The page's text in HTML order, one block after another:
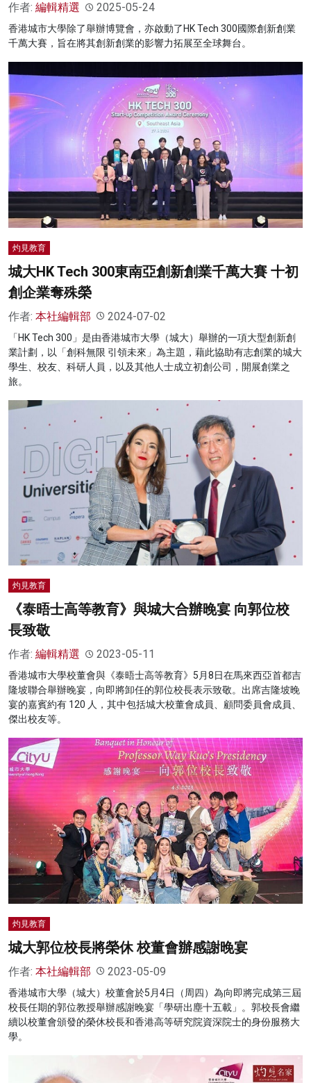
作者: 編輯精選 2025-05-24
香港城市大學除了舉辦博覽會，亦啟動了HK Tech 300國際創新創業
千萬大賽，旨在將其創新創業的影響力拓展至全球舞台。
灼見教育
城大HK Tech 300東南亞創新創業千萬大賽 十初
創企業奪殊榮
作者: 本社編輯部 2024-07-02
「HK Tech 300」是由香港城市大學（城大）舉辦的一項大型創新創
業計劃，以「創科無限 引領未來」為主題，藉此協助有志創業的城大
學生、校友、科研人員，以及其他人士成立初創公司，開展創業之
旅。
灼見教育
《泰晤士高等教育》與城大合辦晚宴 向郭位校
長致敬
作者: 編輯精選 2023-05-11
香港城巿大學校董會與《泰晤士高等教育》5月8日在馬來西亞首都吉
隆坡聯合舉辦晚宴，向即將卸任的郭位校長表示致敬。出席吉隆坡晚
宴的嘉賓約有 120 人，其中包括城大校董會成員、顧問委員會成員、
傑出校友等。
灼見教育
城大郭位校長將榮休 校董會辦感謝晚宴
作者: 本社編輯部 2023-05-09
香港城市大學（城大）校董會於5月4日（周四）為向即將完成第三屆
校長任期的郭位教授舉辦感謝晚宴「學研出塵十五載」。郭校長會繼
續以校董會頒發的榮休校長和香港高等研究院資深院士的身份服務大
學。